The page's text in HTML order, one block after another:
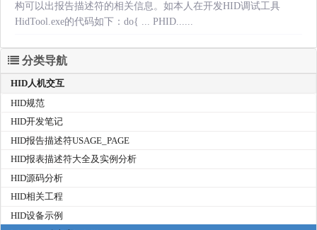
构可以出报告描述符的相关信息。如本人在开发HID调试工具
HidTool.exe的代码如下：do{ ... PHID......
分类导航
HID人机交互
HID规范
HID开发笔记
HID报告描述符USAGE_PAGE
HID报表描述符大全及实例分析
HID源码分析
HID相关工程
HID设备示例